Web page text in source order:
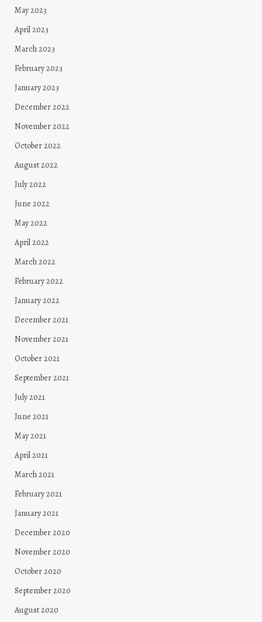
May 2023
April 2023
March 2023
February 2023
January 2023
December 2022
November 2022
October 2022
August 2022
July 2022
June 2022
May 2022
April 2022
March 2022
February 2022
January 2022
December 2021
November 2021
October 2021
September 2021
July 2021
June 2021
May 2021
April 2021
March 2021
February 2021
January 2021
December 2020
November 2020
October 2020
September 2020
August 2020